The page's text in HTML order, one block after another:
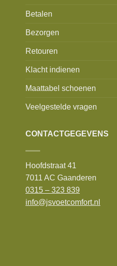
Betalen
Bezorgen
Retouren
Klacht indienen
Maattabel schoenen
Veelgestelde vragen
CONTACTGEGEVENS
Hoofdstraat 41
7011 AC Gaanderen
0315 – 323 839
info@jsvoetcomfort.nl